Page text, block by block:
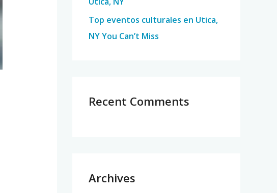
Top eventos culturales en Utica,
NY You Can’t Miss
Recent Comments
Archives